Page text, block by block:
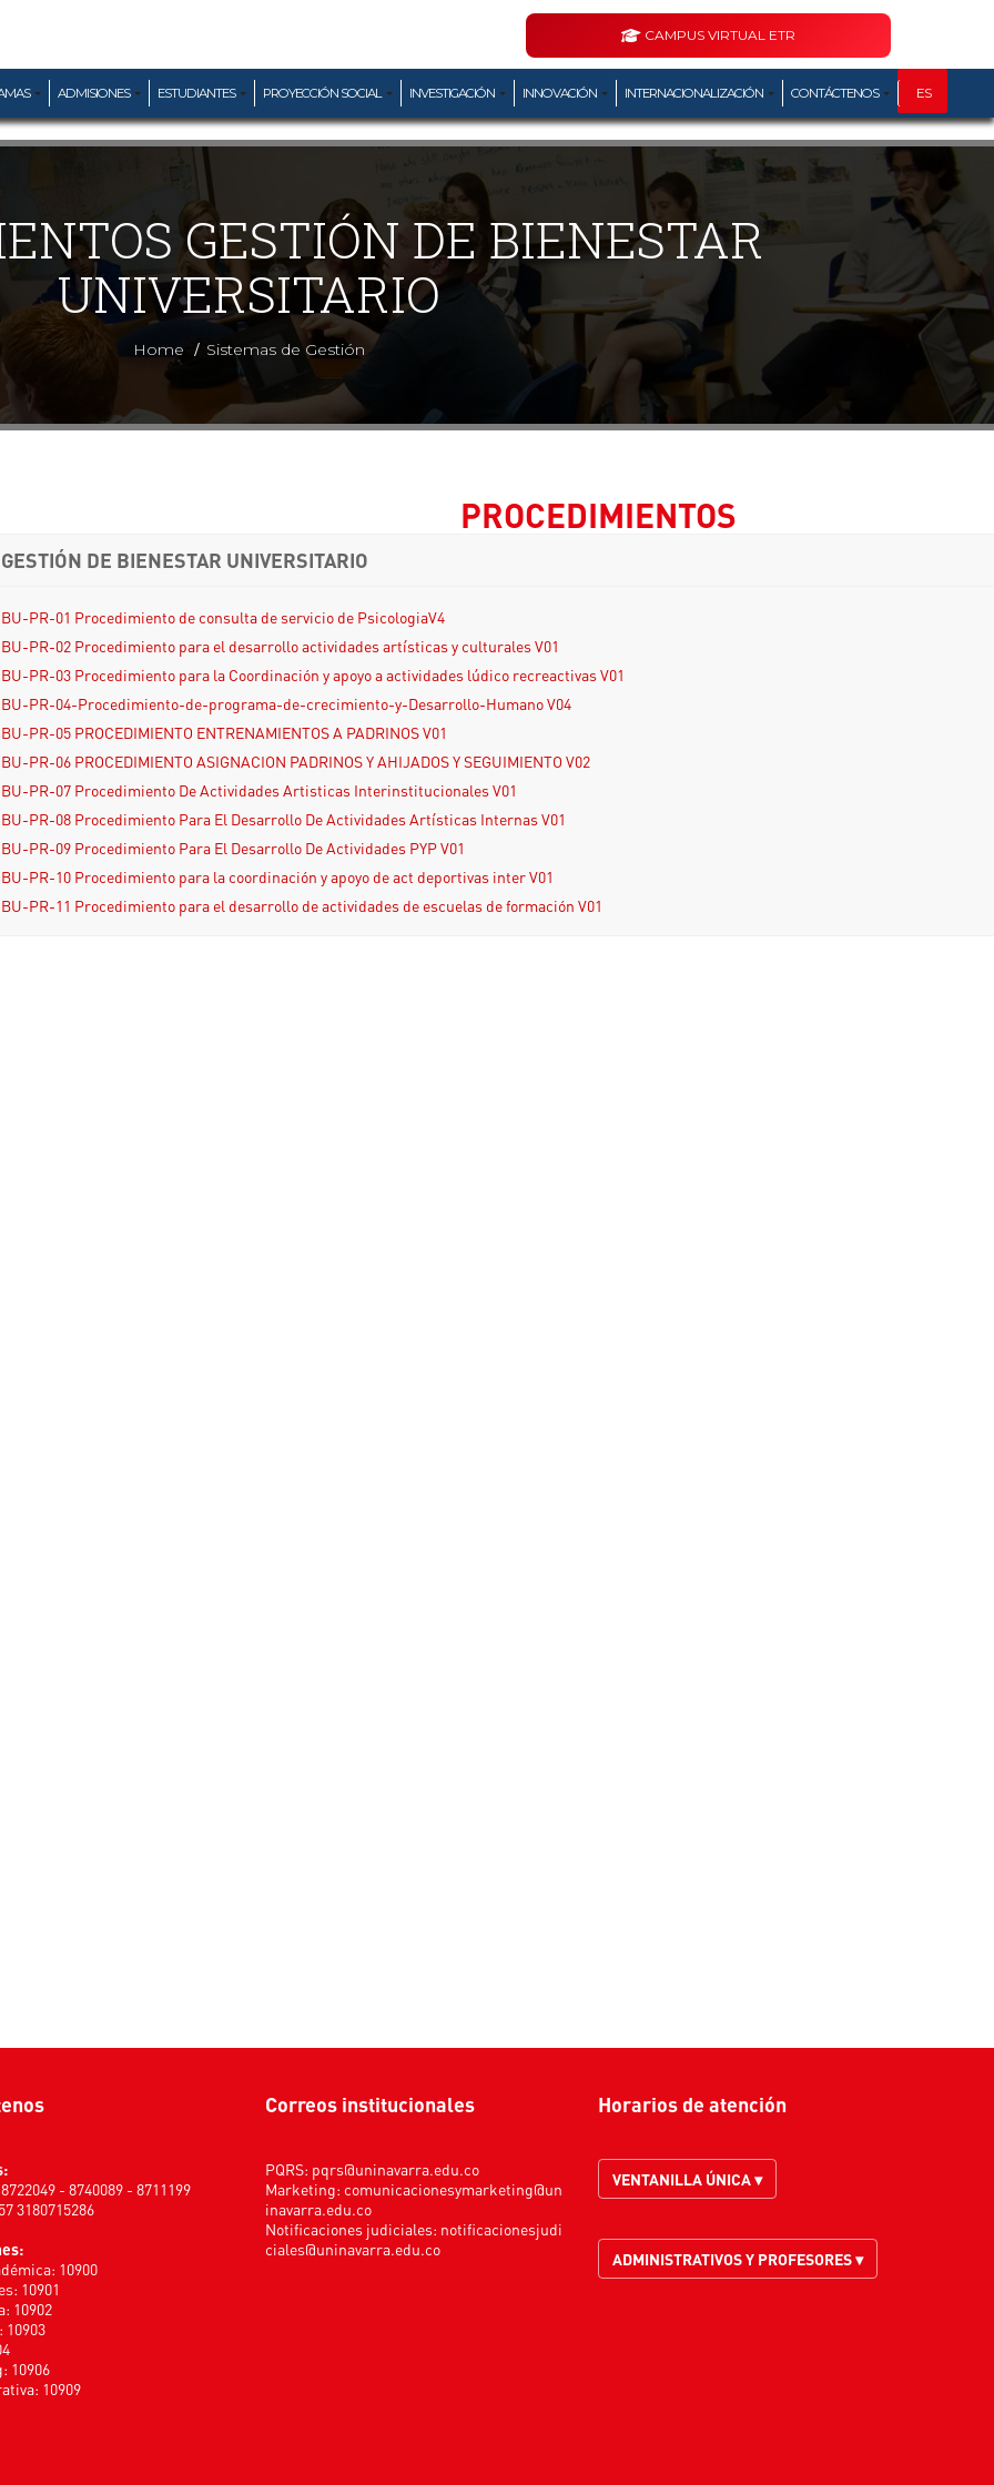
CAMPUS VIRTUAL ETR
ADMISIONES ESTUDIANTES PROYECCIÓN SOCIAL INVESTIGACIÓN INNOVACIÓN INTERNACIONALIZACIÓN CONTÁCTENOS ES
GESTIÓN DE BIENESTAR
UNIVERSITARIO
Home / Sistemas de Gestión
PROCEDIMIENTOS
GESTIÓN DE BIENESTAR UNIVERSITARIO
BU-PR-01 Procedimiento de consulta de servicio de PsicologiaV4
BU-PR-02 Procedimiento para el desarrollo actividades artísticas y culturales V01
BU-PR-03 Procedimiento para la Coordinación y apoyo a actividades lúdico recreactivas V01
BU-PR-04-Procedimiento-de-programa-de-crecimiento-y-Desarrollo-Humano V04
BU-PR-05 PROCEDIMIENTO ENTRENAMIENTOS A PADRINOS V01
BU-PR-06 PROCEDIMIENTO ASIGNACION PADRINOS Y AHIJADOS Y SEGUIMIENTO V02
BU-PR-07 Procedimiento De Actividades Artisticas Interinstitucionales V01
BU-PR-08 Procedimiento Para El Desarrollo De Actividades Artísticas Internas V01
BU-PR-09 Procedimiento Para El Desarrollo De Actividades PYP V01
BU-PR-10 Procedimiento para la coordinación y apoyo de act deportivas inter V01
BU-PR-11 Procedimiento para el desarrollo de actividades de escuelas de formación V01
- 8740089 - 8711199
3180715286
10900
10901
10902
10903
10906
10909
Correos institucionales
PQRS: pqrs@uninavarra.edu.co
Marketing: comunicacionesymarketing@un
inavarra.edu.co
Notificaciones judiciales: notificacionesjudi
ciales@uninavarra.edu.co
Horarios de atención
VENTANILLA ÚNICA ▾
ADMINISTRATIVOS Y PROFESORES ▾